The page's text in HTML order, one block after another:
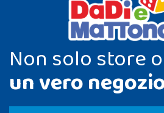
Non solo store
un vero